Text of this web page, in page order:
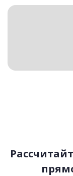
76